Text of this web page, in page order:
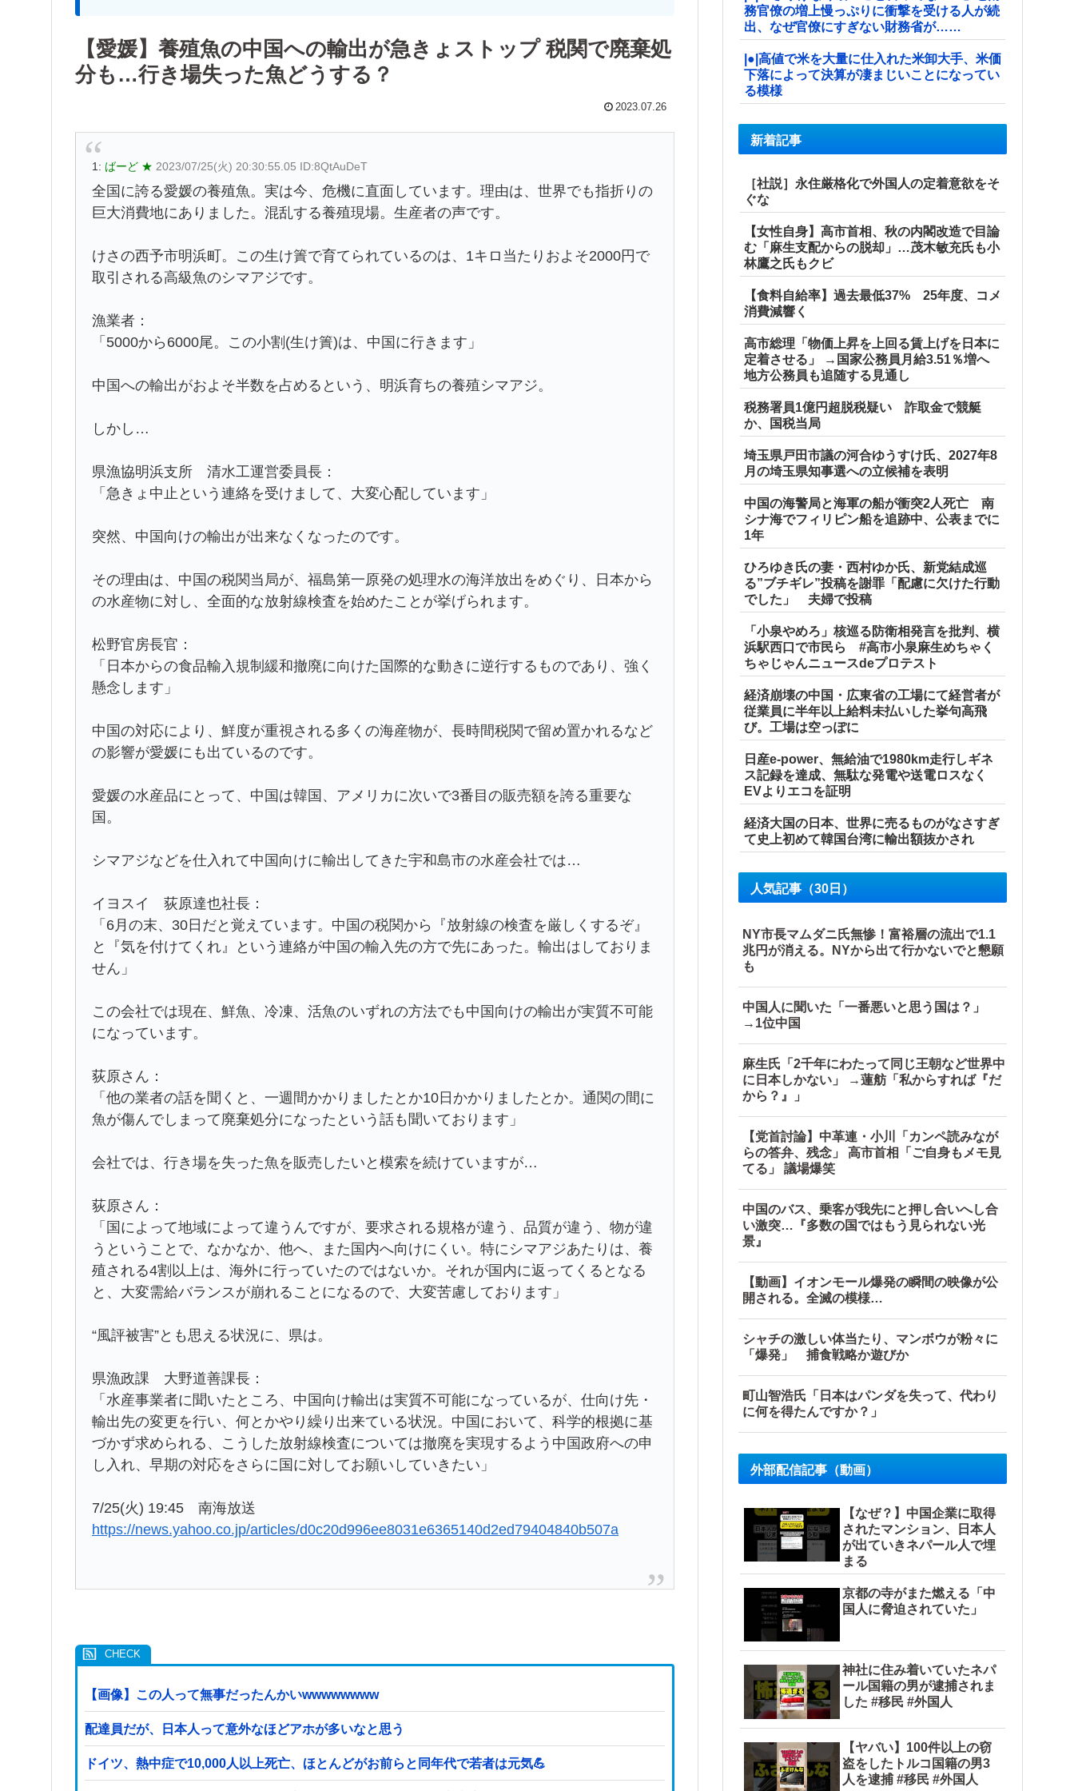
【愛媛】養殖魚の中国への輸出が急きょストップ 税関で廃棄処
分も…行き場失った魚どうする？
2023.07.26
1: ばーど ★ 2023/07/25(火) 20:30:55.05 ID:8QtAuDeT
全国に誇る愛媛の養殖魚。実は今、危機に直面しています。理由は、世界でも指折りの
巨大消費地にありました。混乱する養殖現場。生産者の声です。
けさの西予市明浜町。この生け簀で育てられているのは、1キロ当たりおよそ2000円で
取引される高級魚のシマアジです。
漁業者：
「5000から6000尾。この小割(生け簀)は、中国に行きます」
中国への輸出がおよそ半数を占めるという、明浜育ちの養殖シマアジ。
しかし…
県漁協明浜支所 清水工運営委員長：
「急きょ中止という連絡を受けまして、大変心配しています」
突然、中国向けの輸出が出来なくなったのです。
その理由は、中国の税関当局が、福島第一原発の処理水の海洋放出をめぐり、日本から
の水産物に対し、全面的な放射線検査を始めたことが挙げられます。
松野官房長官：
「日本からの食品輸入規制緩和撤廃に向けた国際的な動きに逆行するものであり、強く
懸念します」
中国の対応により、鮮度が重視される多くの海産物が、長時間税関で留め置かれるなど
の影響が愛媛にも出ているのです。
愛媛の水産品にとって、中国は韓国、アメリカに次いで3番目の販売額を誇る重要な
国。
シマアジなどを仕入れて中国向けに輸出してきた宇和島市の水産会社では…
イヨスイ 荻原達也社長：
「6月の末、30日だと覚えています。中国の税関から『放射線の検査を厳しくするぞ』
と『気を付けてくれ』という連絡が中国の輸入先の方で先にあった。輸出はしておりま
せん」
この会社では現在、鮮魚、冷凍、活魚のいずれの方法でも中国向けの輸出が実質不可能
になっています。
荻原さん：
「他の業者の話を聞くと、一週間かかりましたとか10日かかりましたとか。通関の間に
魚が傷んでしまって廃棄処分になったという話も聞いております」
会社では、行き場を失った魚を販売したいと模索を続けていますが…
荻原さん：
「国によって地域によって違うんですが、要求される規格が違う、品質が違う、物が違
うということで、なかなか、他へ、また国内へ向けにくい。特にシマアジあたりは、養
殖される4割以上は、海外に行っていたのではないか。それが国内に返ってくるとなる
と、大変需給バランスが崩れることになるので、大変苦慮しております」
“風評被害”とも思える状況に、県は。
県漁政課 大野道善課長：
「水産事業者に聞いたところ、中国向け輸出は実質不可能になっているが、仕向け先・
輸出先の変更を行い、何とかやり繰り出来ている状況。中国において、科学的根拠に基
づかず求められる、こうした放射線検査については撤廃を実現するよう中国政府への申
し入れ、早期の対応をさらに国に対してお願いしていきたい」
7/25(火) 19:45 南海放送
https://news.yahoo.co.jp/articles/d0c20d996ee8031e6365140d2ed79404840b507a
【画像】この人って無事だったんかいwwwwwwww
配達員だが、日本人って意外なほどアホが多いなと思う
ドイツ、熱中症で10,000人以上死亡、ほとんどがお前らと同年代で若者は元気💪
務官僚の増上慢っぷりに衝撃を受ける人が続
出、なぜ官僚にすぎない財務省が……
|●|高値で米を大量に仕入れた米卸大手、米価
下落によって決算が凄まじいことになってい
る模様
新着記事
［社説］永住厳格化で外国人の定着意欲をそ
ぐな
【女性自身】高市首相、秋の内閣改造で目論
む「麻生支配からの脱却」…茂木敏充氏も小
林鷹之氏もクビ
【食料自給率】過去最低37% 25年度、コメ
消費減響く
高市総理「物価上昇を上回る賃上げを日本に
定着させる」 →国家公務員月給3.51％増へ
地方公務員も追随する見通し
税務署員1億円超脱税疑い 詐取金で競艇
か、国税当局
埼玉県戸田市議の河合ゆうすけ氏、2027年8
月の埼玉県知事選への立候補を表明
中国の海警局と海軍の船が衝突2人死亡 南
シナ海でフィリピン船を追跡中、公表までに
1年
ひろゆき氏の妻・西村ゆか氏、新党結成巡
る”ブチギレ”投稿を謝罪「配慮に欠けた行動
でした」 夫婦で投稿
「小泉やめろ」核巡る防衛相発言を批判、横
浜駅西口で市民ら #高市小泉麻生めちゃく
ちゃじゃんニュースdeプロテスト
経済崩壊の中国・広東省の工場にて経営者が
従業員に半年以上給料未払いした挙句高飛
び。工場は空っぽに
日産e-power、無給油で1980km走行しギネ
ス記録を達成、無駄な発電や送電ロスなく
EVよりエコを証明
経済大国の日本、世界に売るものがなさすぎ
て史上初めて韓国台湾に輸出額抜かされ
人気記事（30日）
NY市長マムダニ氏無惨！富裕層の流出で1.1
兆円が消える。NYから出て行かないでと懇願
も
中国人に聞いた「一番悪いと思う国は？」
→1位中国
麻生氏「2千年にわたって同じ王朝など世界中
に日本しかない」 →蓮舫「私からすれば『だ
から？』」
【党首討論】中革連・小川「カンペ読みなが
らの答弁、残念」 高市首相「ご自身もメモ見
てる」 議場爆笑
中国のバス、乗客が我先にと押し合いへし合
い激突…『多数の国ではもう見られない光
景』
【動画】イオンモール爆発の瞬間の映像が公
開される。全滅の模様…
シャチの激しい体当たり、マンボウが粉々に
「爆発」 捕食戦略か遊びか
町山智浩氏「日本はパンダを失って、代わり
に何を得たんですか？」
外部配信記事（動画）
【なぜ？】中国企業に取得
されたマンション、日本人
が出ていきネパール人で埋
まる
京都の寺がまた燃える「中
国人に脅迫されていた」
神社に住み着いていたネパ
ール国籍の男が逮捕されま
した #移民 #外国人
【ヤバい】100件以上の窃
盗をしたトルコ国籍の男3
人を逮捕 #移民 #外国人